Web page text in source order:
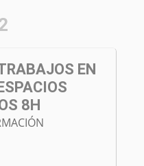
EN
8H